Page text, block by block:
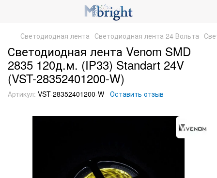
Светодиодная лента Светодиодная лента 24 Вольта
Светодиодная лента Venom SMD
2835 120д.м. (IP33) Standart 24V
(VST-28352401200-W)
Артикул: VST-28352401200-W Оставить отзыв